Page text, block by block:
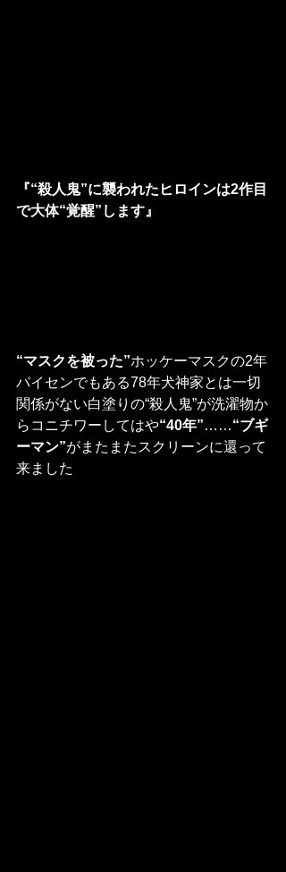
『“殺人鬼”に襲われたヒロインは2作目
で大体“覚醒”します』
“マスクを被った”ホッケーマスクの2年
パイセンでもある78年犬神家とは一切
関係がない白塗りの“殺人鬼”が洗濯物か
らコニチワーしてはや“40年”……“ブギ
ーマン”がまたまたスクリーンに還って
来ました